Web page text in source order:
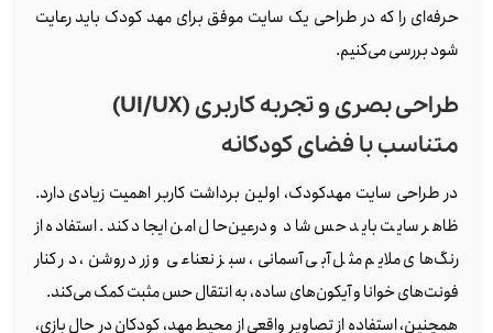
حرفه‌ای را که در طراحی یک سایت موفق برای مهد کودک باید رعایت
شود بررسی می‌کنیم.
طراحی بصری و تجربه کاربری (UI/UX)
متناسب با فضای کودکانه
در طراحی سایت مهدکودک، اولین برداشت کاربر اهمیت زیادی دارد.
ظاهر سایت باید حس شاد و درعین‌حال امن ایجاد کند. استفاده از
رنگ‌های ملایم مثل آبی آسمانی، سبز نعناعی و زرد روشن، در کنار
فونت‌های خوانا و آیکون‌های ساده، به انتقال حس مثبت کمک می‌کند.
همچنین، استفاده از تصاویر واقعی از محیط مهد، کودکان در حال بازی،